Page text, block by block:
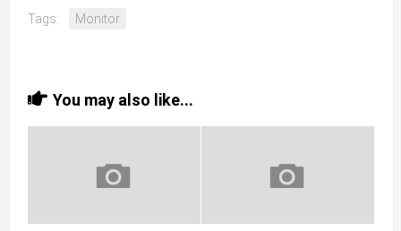
Tags: Monitor
You may also like...